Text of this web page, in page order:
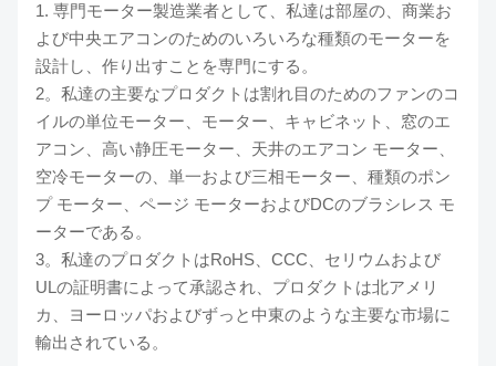
1. 専門モーター製造業者として、私達は部屋の、商業お
よび中央エアコンのためのいろいろな種類のモーターを
設計し、作り出すことを専門にする。
2。私達の主要なプロダクトは割れ目のためのファンのコ
イルの単位モーター、モーター、キャビネット、窓のエ
アコン、高い静圧モーター、天井のエアコン モーター、
空冷モーターの、単一および三相モーター、種類のポン
プ モーター、ページ モーターおよびDCのブラシレス モ
ーターである。
3。私達のプロダクトはRoHS、CCC、セリウムおよび
ULの証明書によって承認され、プロダクトは北アメリ
カ、ヨーロッパおよびずっと中東のような主要な市場に
輸出されている。